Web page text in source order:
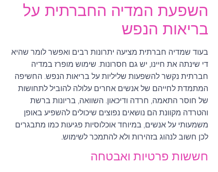
השפעת המדיה החברתית על
בריאות הנפש
בעוד שמדיה חברתית מציעה יתרונות רבים ואפשר לומר שהיא
די שינתה את חיינו, יש גם חסרונות. שימוש מופרז במדיה
חברתית נקשר להשפעות שליליות על בריאות הנפש. החשיפה
המתמדת לחייהם של אנשים אחרים עלולה להוביל לתחושות
של חוסר התאמה, חרדה ודיכאון. השוואה, בריונות ברשת
והטרדה מקוונת הם נושאים נפוצים שיכולים להשפיע באופן
משמעותי על אנשים, במיוחד אוכלוסיות פגיעות כמו מתבגרים
לכן חשוב לנהוג בזהירות ולא להתמכר לשימוש.
חששות פרטיות ואבטחה